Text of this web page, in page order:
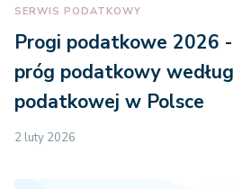
SERWIS PODATKOWY
Progi podatkowe 2026
próg podatkowy
podatkowej w Polsce
2 luty 2026